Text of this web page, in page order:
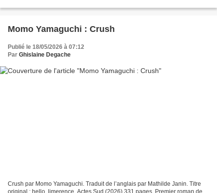
Momo Yamaguchi : Crush
Publié le 18/05/2026 à 07:12
Par Ghislaine Degache
Crush par Momo Yamaguchi. Traduit de l’anglais par Mathilde Janin. Titre
original : hello, limerence. Actes Sud (2026) 331 pages. Premier roman de